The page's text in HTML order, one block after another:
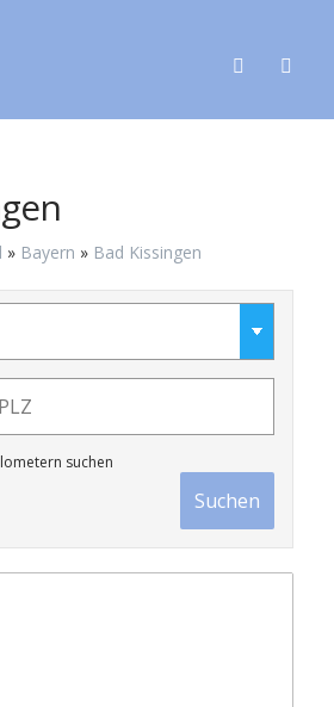
» Bayern » Bad Kissingen
suchen
Suchen